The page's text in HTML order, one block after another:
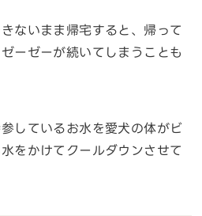
ないまま帰宅すると、帰って
ーゼーが続いてしまうことも
しているお水を愛犬の体がビ
をかけてクールダウンさせて